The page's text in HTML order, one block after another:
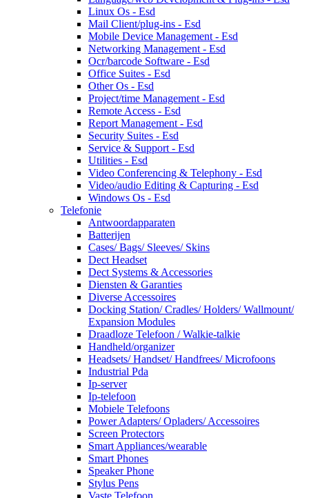
Linux Os - Esd
Mail Client/plug-ins - Esd
Mobile Device Management - Esd
Networking Management - Esd
Ocr/barcode Software - Esd
Office Suites - Esd
Other Os - Esd
Project/time Management - Esd
Remote Access - Esd
Report Management - Esd
Security Suites - Esd
Service & Support - Esd
Utilities - Esd
Video Conferencing & Telephony - Esd
Video/audio Editing & Capturing - Esd
Windows Os - Esd
Telefonie
Antwoordapparaten
Batterijen
Cases/ Bags/ Sleeves/ Skins
Dect Headset
Dect Systems & Accessories
Diensten & Garanties
Diverse Accessoires
Docking Station/ Cradles/ Holders/ Wallmount/
Expansion Modules
Draadloze Telefoon / Walkie-talkie
Handheld/organizer
Headsets/ Handset/ Handfrees/ Microfoons
Industrial Pda
Ip-server
Ip-telefoon
Mobiele Telefoons
Power Adapters/ Opladers/ Accessoires
Screen Protectors
Smart Appliances/wearable
Smart Phones
Speaker Phone
Stylus Pens
Vaste Telefoon